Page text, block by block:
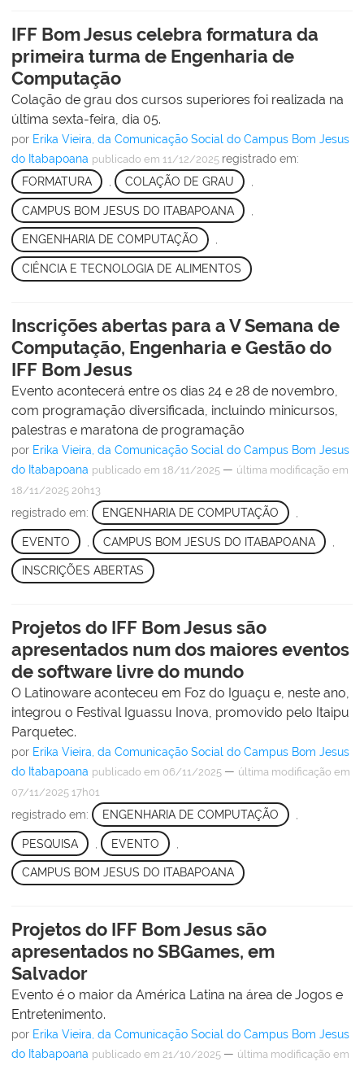
IFF Bom Jesus celebra formatura da
primeira turma de Engenharia de
Computação
Colação de grau dos cursos superiores foi realizada na
última sexta-feira, dia 05.
por Erika Vieira, da Comunicação Social do Campus Bom Jesus
do Itabapoana publicado em 11/12/2025 registrado em:
FORMATURA
COLAÇÃO DE GRAU
CAMPUS BOM JESUS DO ITABAPOANA
ENGENHARIA DE COMPUTAÇÃO ,
CIÊNCIA E TECNOLOGIA DE ALIMENTOS
Inscrições abertas para a V Semana de
Computação, Engenharia e Gestão do
IFF Bom Jesus
Evento acontecerá entre os dias 24 e 28 de novembro,
com programação diversificada, incluindo minicursos,
palestras e maratona de programação
por Erika Vieira, da Comunicação Social do Campus Bom Jesus
do Itabapoana publicado em 18/11/2025 — última modificação em
18/11/2025 20h13
registrado em: ENGENHARIA DE COMPUTAÇÃO
EVENTO CAMPUS BOM JESUS DO ITABAPOANA
INSCRIÇÕES ABERTAS
Projetos do IFF Bom Jesus são
apresentados num dos maiores eventos
de software livre do mundo
O Latinoware aconteceu em Foz do Iguaçu e, neste ano,
integrou o Festival Iguassu Inova, promovido pelo Itaipu
Parquetec.
por Erika Vieira, da Comunicação Social do Campus Bom Jesus
do Itabapoana publicado em 06/11/2025 — última modificação em
07/11/2025 17h01
registrado em: ENGENHARIA DE COMPUTAÇÃO
PESQUISA EVENTO
CAMPUS BOM JESUS DO ITABAPOANA
Projetos do IFF Bom Jesus são
apresentados no SBGames, em
Salvador
Evento é o maior da América Latina na área de Jogos e
Entretenimento.
por Erika Vieira, da Comunicação Social do Campus Bom Jesus
do Itabapoana publicado em 21/10/2025 — última modificação em